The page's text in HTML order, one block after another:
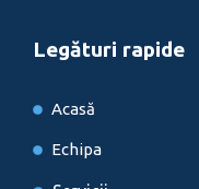
Legături rapide
Acasă
Echipa